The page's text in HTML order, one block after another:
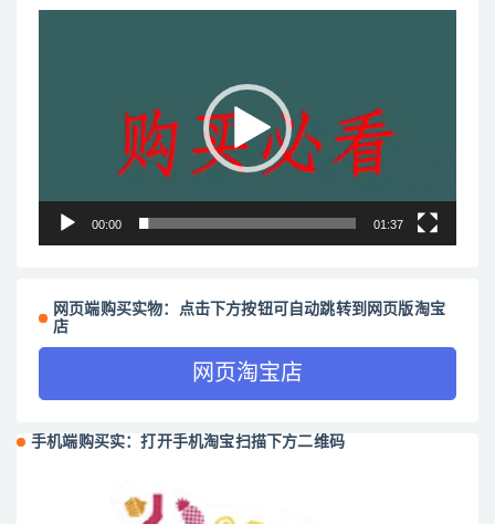
00:00 01:37
网页端购买实物：点击下方按钮可自动跳转到网页版淘宝
店
网页淘宝店
手机端购买实：打开手机淘宝扫描下方二维码